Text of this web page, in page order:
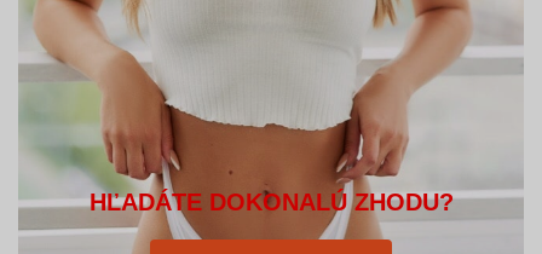
HĽADÁTE DOKONALÚ ZHODU?